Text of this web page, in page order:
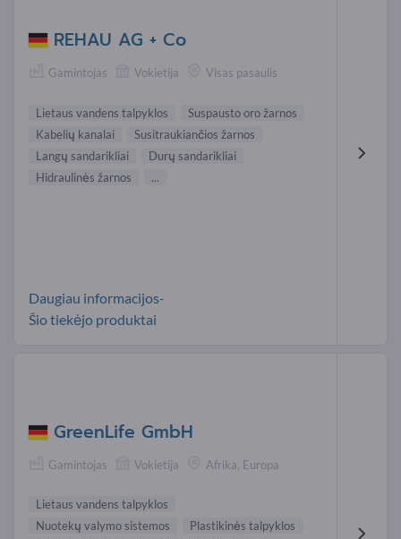
REHAU AG + Co
Gamintojas Vokietija Visas pasaulis
Lietaus vandens talpyklos
Suspausto oro žarnos
Kabelių kanalai
Susitraukiančios žarnos
Langų sandarikliai
Durų sandarikliai
Hidraulinės žarnos
...
Daugiau informacijos-
Šio tiekėjo produktai
GreenLife GmbH
Gamintojas Vokietija Afrika, Europa
Lietaus vandens talpyklos
Nuotekų valymo sistemos
Plastikinės talpyklos